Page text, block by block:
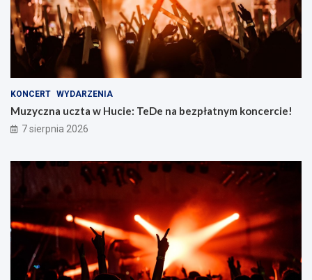
KONCERT WYDARZENIA
Muzyczna uczta w Hucie: TeDe na bezpłatnym koncercie!
7 sierpnia 2026